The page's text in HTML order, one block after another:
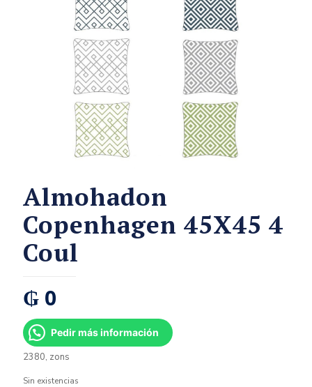
Almohadon
Copenhagen 45X45 4
Coul
₲ 0
Pedir más información
2380, zons
Sin existencias